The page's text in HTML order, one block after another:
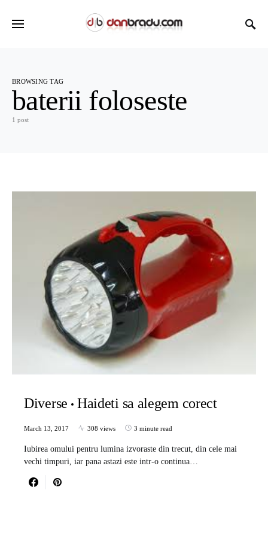
BROWSING TAG
baterii foloseste
1 post
Diverse Haideti sa alegem corect
March 13, 2017 308 views 3 minute read
Iubirea omului pentru lumina izvoraste din trecut, din cele mai
vechi timpuri, iar pana astazi este intr-o continua…